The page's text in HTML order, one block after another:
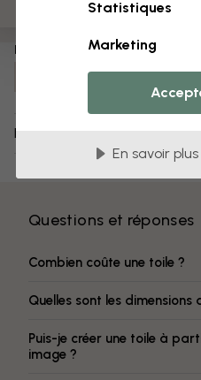
Des couleurs qui ne
Numéro d'article :
Livraison et retours
Questions et réponses
Combien coûte une toile ?
Quelles sont les dimensions
Puis-je créer une toile à
image ?
Statistiques
Marketing
En savoir